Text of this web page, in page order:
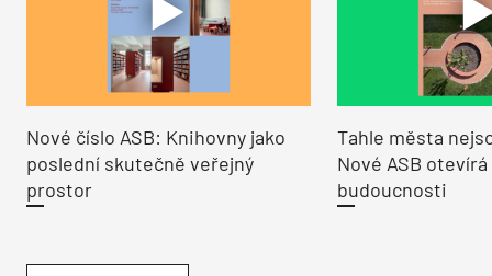
Nové číslo ASB: Knihovny jako
poslední skutečně veřejný
prostor
Tahle města
Nové ASB
budoucnosti